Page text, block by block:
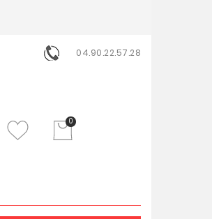
04.90.22.57.28
0